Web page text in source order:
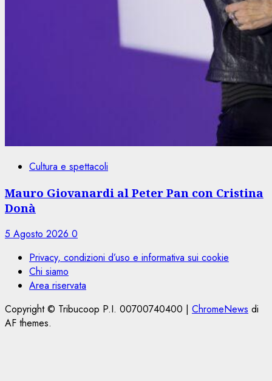
Cultura e spettacoli
Mauro Giovanardi al Peter Pan con Cristina
Donà
5 Agosto 2026 0
Privacy, condizioni d’uso e informativa sui cookie
Chi siamo
Area riservata
Copyright © Tribucoop P.I. 00700740400 | ChromeNews di
AF themes.